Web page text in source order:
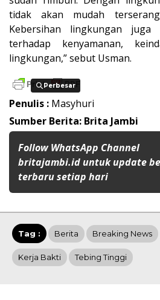
tidak akan mudah
Kebersihan lingkungan juga
terhadap kenyamanan,
lingkungan,” sebut Usman.
Perbesar
Perbesar
Penulis : Masyhuri
Sumber Berita: Brita Jambi
Follow WhatsApp Channel
britajambi.id untuk update
terbaru setiap hari
Tag : Berita Breaking News
Kerja Bakti Tebing Tinggi